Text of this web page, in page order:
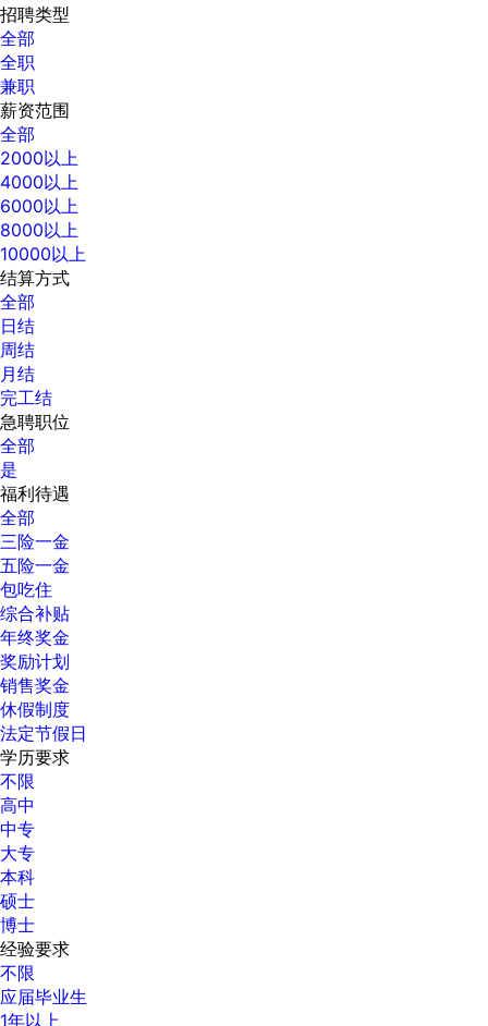
招聘类型
全部
全职
兼职
薪资范围
全部
2000以上
4000以上
6000以上
8000以上
10000以上
结算方式
全部
日结
周结
月结
完工结
急聘职位
全部
是
福利待遇
全部
三险一金
五险一金
包吃住
综合补贴
年终奖金
奖励计划
销售奖金
休假制度
法定节假日
学历要求
不限
高中
中专
大专
本科
硕士
博士
经验要求
不限
应届毕业生
1年以上